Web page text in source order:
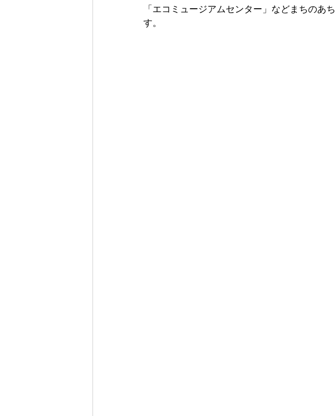
「エコミュージアムセンター」などまちのあ
す。